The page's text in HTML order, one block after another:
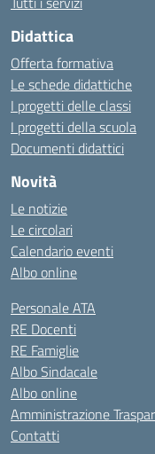
Didattica
Offerta formativa
Le schede didattiche
I progetti delle classi
I progetti della scuola
Documenti didattici
Novità
Le notizie
Le circolari
Calendario eventi
Albo online
Personale ATA
RE Docenti
RE Famiglie
Albo Sindacale
Albo online
Amministrazione
Contatti